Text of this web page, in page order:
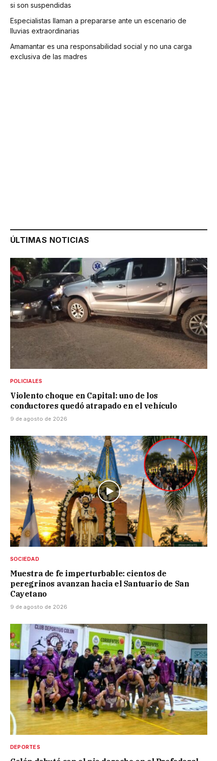
si son suspendidas
Especialistas llaman a prepararse ante un escenario de
lluvias extraordinarias
Amamantar es una responsabilidad social y no una carga
exclusiva de las madres
ÚLTIMAS NOTICIAS
POLICIALES
Violento choque en Capital: uno de los
conductores quedó atrapado en el vehículo
9 de agosto de 2026
SOCIEDAD
Muestra de fe imperturbable: cientos de
peregrinos avanzan hacia el Santuario de San
Cayetano
9 de agosto de 2026
DEPORTES